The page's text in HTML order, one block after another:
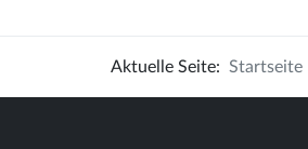
Aktuelle Seite: Startseite